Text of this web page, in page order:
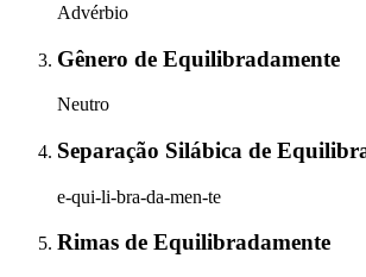
Advérbio
Gênero de Equilibradamente
Neutro
Separação Silábica de
e-qui-li-bra-da-men-te
Rimas de Equilibradamente